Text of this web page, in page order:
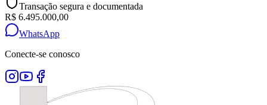
Transação segura e documentada
R$ 6.495.000,00
WhatsApp
Conecte-se conosco